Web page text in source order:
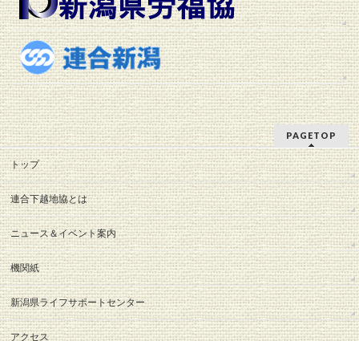
PAGETOP
トップ
連合下越地協とは
ニュース＆イベント案内
機関紙
新潟県ライフサポートセンター
アクセス